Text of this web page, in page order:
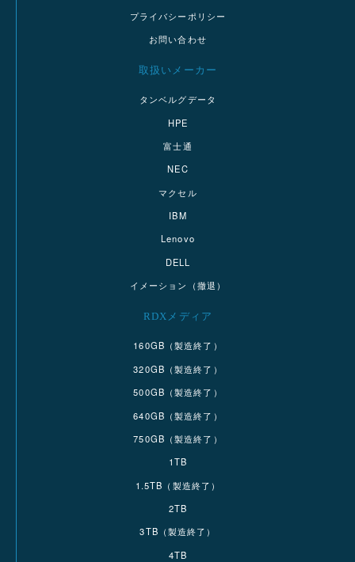
プライバシーポリシー
お問い合わせ
取扱いメーカー
タンベルグデータ
HPE
富士通
NEC
マクセル
IBM
Lenovo
DELL
イメーション（撤退）
RDXメディア
160GB（製造終了）
320GB（製造終了）
500GB（製造終了）
640GB（製造終了）
750GB（製造終了）
1TB
1.5TB（製造終了）
2TB
3TB（製造終了）
4TB